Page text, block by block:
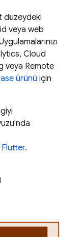
düzeydeki
veya web
, Cloud
veya Remote
ürünü için
Flutter.